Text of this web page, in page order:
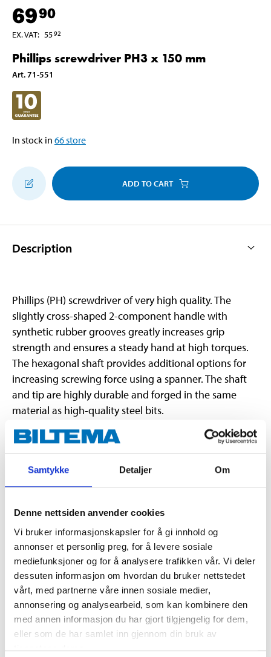
Samtykke Detaljer Om
Denne nettsiden anvender cookies
Vi bruker informasjonskapsler for å gi innhold og
annonser et personlig preg, for å levere sosiale
mediefunksjoner og for å analysere trafikken vår. Vi deler
dessuten informasjon om hvordan du bruker nettstedet
vårt, med partnerne våre innen sosiale medier,
annonsering og analysearbeid, som kan kombinere den
med annen informasjon du har gjort tilgjengelig for dem,
eller som de har samlet inn gjennom din bruk av
6990
EX. VAT: 5592
Phillips screwdriver PH3 x 150 mm
Art.71-551
In stock in 66store
ADD TO CART
Description
Phillips (PH) screwdriver of very high quality. The
slightly cross-shaped 2-component handle with
synthetic rubber grooves greatly increases grip
strength and ensures a steady hand at high torques.
The hexagonal shaft provides additional options for
increasing screwing force using a spanner. The shaft
and tip are highly durable and forged in the same
material as high-quality steel bits.
Technical specifications
Material
PP + TPR (handle)
Type
PH3
Length
150 mm (blade)
Length
118 mm (handle)
Diameter
38,5 mm (handle)